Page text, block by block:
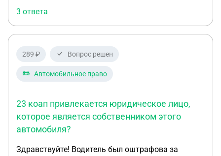
меня сейчас есть варианты?(к примеру договор
аренды авто). Или может получится вывести
штрафы на меньше минимума, стоит ли вообще
3 ответа
289 ₽ Вопрос решен
Автомобильное право
23 коап привлекается юридическое лицо,
которое является собственником этого
автомобиля?
Здравствуйте! Водитель был оштрафова за